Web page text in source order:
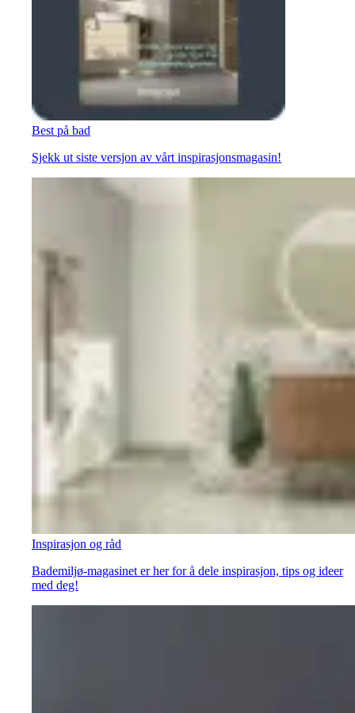
Best på bad
Sjekk ut siste versjon av vårt inspirasjonsmagasin!
Inspirasjon og råd
Bademiljø-magasinet er her for å dele inspirasjon, tips og ideer
med deg!